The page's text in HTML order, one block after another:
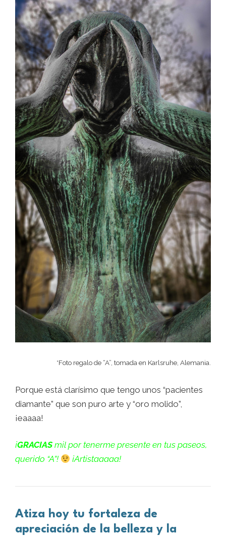
*Foto regalo de “A”, tomada en Karlsruhe, Alemania.
Porque está clarísimo que tengo unos “pacientes
diamante” que son puro arte y “oro molido”,
¡eaaaa!
¡GRACIASmil por tenerme presente en tus paseos,
querido “A”!
¡Artistaaaaa!
Atiza hoy tu fortaleza de
apreciación de la belleza y la